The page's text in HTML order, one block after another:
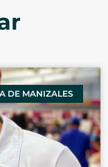
DE MANIZALES